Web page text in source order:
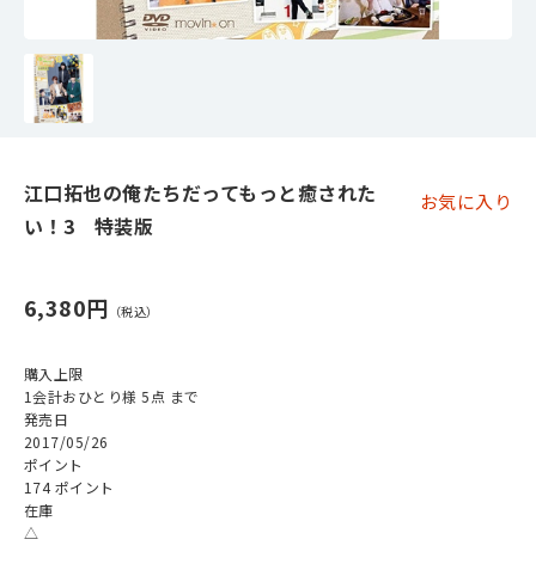
江口拓也の俺たちだってもっと癒された
い！3 特装版
お気に入り
6,380円
購入上限
1会計おひとり様 5点 まで
発売日
2017/05/26
ポイント
174 ポイント
在庫
△